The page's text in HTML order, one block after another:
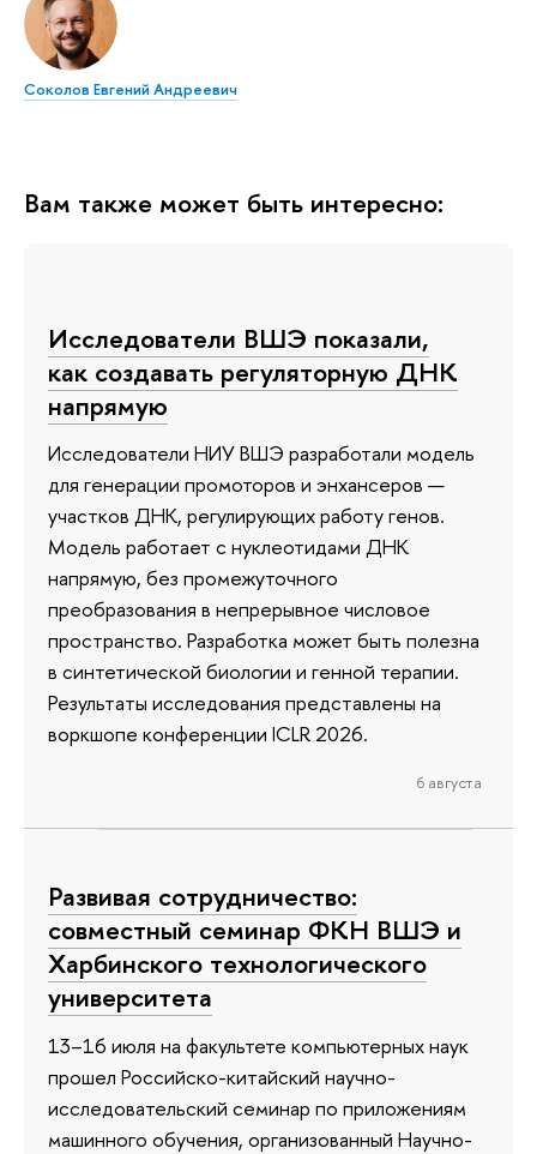
Соколов Евгений Андреевич
Вам также может быть интересно:
Исследователи ВШЭ показали,
как создавать регуляторную ДНК
напрямую
Исследователи НИУ ВШЭ разработали модель
для генерации промоторов и энхансеров —
участков ДНК, регулирующих работу генов.
Модель работает с нуклеотидами ДНК
напрямую, без промежуточного
преобразования в непрерывное числовое
пространство. Разработка может быть полезна
в синтетической биологии и генной терапии.
Результаты исследования представлены на
воркшопе конференции ICLR 2026.
6 августа
Развивая сотрудничество:
совместный семинар ФКН ВШЭ и
Харбинского технологического
университета
13–16 июля на факультете компьютерных наук
прошел Российско-китайский научно-
исследовательский семинар по приложениям
машинного обучения, организованный Научно-